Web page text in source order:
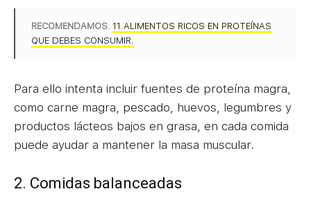
RECOMENDAMOS: 11 ALIMENTOS RICOS EN PROTEÍNAS
QUE DEBES CONSUMIR.
Para ello intenta incluir fuentes de proteína magra,
como carne magra, pescado, huevos, legumbres y
productos lácteos bajos en grasa, en cada comida
puede ayudar a mantener la masa muscular.
2. Comidas balanceadas